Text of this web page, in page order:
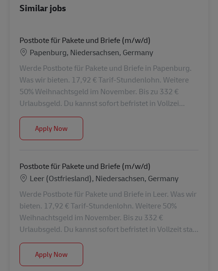
Similar jobs
Postbote für Pakete und Briefe (m/w/d)
Location
Papenburg, Niedersachsen, Germany
Werde Postbote für Pakete und Briefe in Papenburg.
Was wir bieten. 17,92 € Tarif-Stundenlohn. Weitere
50% Weihnachtsgeld im November. Bis zu 332 €
Urlaubsgeld. Du kannst sofort befristet in Vollzei...
Apply NowPostbote für Pakete und Briefe (m/w/d)
Postbote für Pakete und Briefe (m/w/d)
Location
Leer (Ostfriesland), Niedersachsen, Germany
Werde Postbote für Pakete und Briefe in Leer. Was wir
bieten. 17,92 € Tarif-Stundenlohn. Weitere 50%
Weihnachtsgeld im November. Bis zu 332 €
Urlaubsgeld. Du kannst sofort befristet in Vollzeit sta...
Apply NowPostbote für Pakete und Briefe (m/w/d)